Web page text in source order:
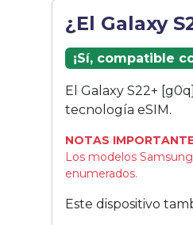
¿El Galaxy
¡Sí, compatible
El Galaxy S22+
tecnología eSIM.
NOTAS
Los modelos
enumerados.
Este dispositivo